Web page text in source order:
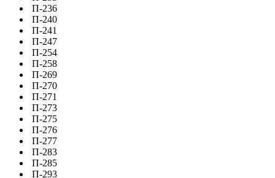
П-236
П-240
П-241
П-247
П-254
П-258
П-269
П-270
П-271
П-273
П-275
П-276
П-277
П-283
П-285
П-293